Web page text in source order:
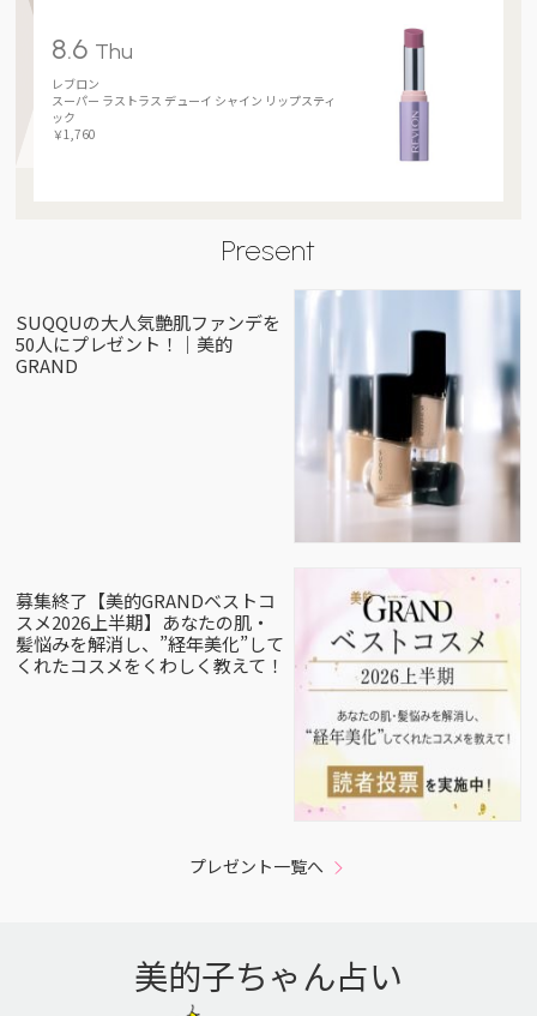
8.6 Thu
レブロン
スーパー ラストラス デューイ シャイン リップスティ
ック
￥1,760
Present
SUQQUの大人気艶肌ファンデを
50人にプレゼント！｜美的
GRAND
募集終了【美的GRANDベストコ
スメ2026上半期】あなたの肌・
髪悩みを解消し、”経年美化”して
くれたコスメをくわしく教えて！
プレゼント一覧へ
美的子ちゃん占い